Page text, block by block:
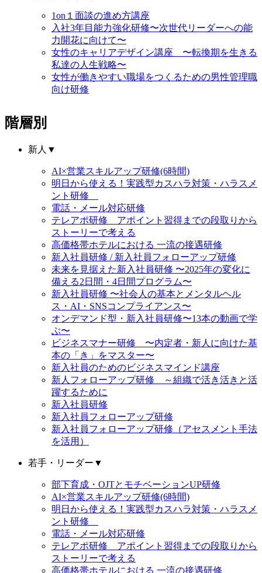
1on１面談の進め方講座
入社3年目能力強化研修〜次世代リーダーへの能
力開花に向けて〜
女性のキャリアデザイン講座 〜転換期を生きる
私達の人生戦略〜
女性が働きやすい職場をつくるための男性管理職
向け研修
階層別
新人 ▼
AI×営業スキルアップ研修(6時間)
明日から使える！実践型カスハラ対策・ハラスメ
ント研修
電話・メール対応研修
テレアポ研修 アポイント習得までの段取りから
ストーリーで考える
高価格帯ホテルにおける 一流の接遇研修
新入社員研修 / 新入社員フォローアップ研修
未来を見据えた新入社員研修 〜2025年の変化に
備える2日間・4日間プログラム〜
新入社員研修 〜社会人の基本とメンタルヘル
ス・AI・SNSコンプライアンス〜
オンデマンド型・新入社員研修〜13本の動画で学
ぶ〜
ビジネスマナー研修 〜内定者・新人に向けた基
本の「き」をマスター〜
新入社員のためのビジネスマインド講座
新人フォローアップ研修 ～組織で活き活きと活
躍するために
新入社員研修
新入社員フォローアップ研修
新入社員フォローアップ研修（アセスメント手法
を活用）
若手・リーダー ▼
部下育成・OJTとモチベーションUP研修
AI×営業スキルアップ研修(6時間)
明日から使える！実践型カスハラ対策・ハラスメ
ント研修
電話・メール対応研修
テレアポ研修 アポイント習得までの段取りから
ストーリーで考える
高価格帯ホテルにおける 一流の接遇研修